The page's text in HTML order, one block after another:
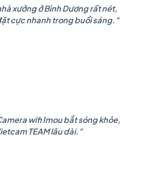
xưởng ở Bình Dương rất nét,
cực nhanh trong buổi sáng."
wifi Imou bắt sóng khỏe,
TEAM lâu dài."